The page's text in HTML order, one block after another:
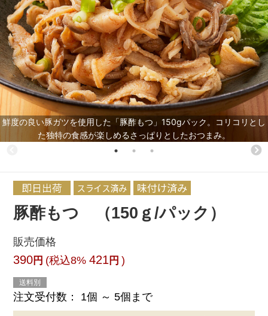
鮮度の良い豚ガツを使用した「豚酢もつ」150gパック。コリコリとし
た独特の食感が楽しめるさっぱりとしたおつまみ。
豚酢もつ （150ｇ/パック）
販売価格
390円 (税込8%421 円 )
送料別
注文受付数： 1個 ～ 5個まで